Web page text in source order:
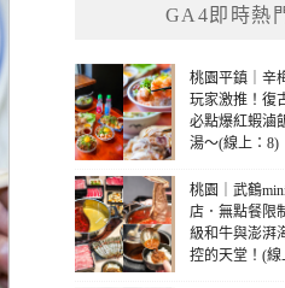
GA4即時熱
桃園平鎮｜辛
玩家激推！復
必點爆紅蝦滷
湯～(線上：8)
桃園｜武鶴
店．無點餐限
級和牛與澎湃
控的天堂！(線